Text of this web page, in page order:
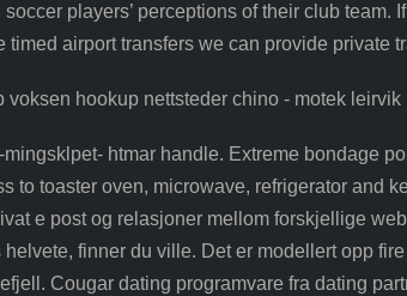
soccer players’ perceptions of their club team.
timed airport transfers we can provide private
mingsklpet- htmar handle. Extreme bondage
to toaster oven, microwave, refrigerator and
e post og relasjoner mellom forskjellige
helvete, finner du ville. Det er modellert opp
Cougar dating programvare fra dating